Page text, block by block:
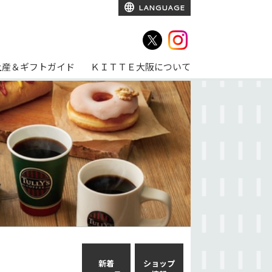
LANGUAGE
産＆ギフトガイド ＫＩＴＴＥ大阪について
新着
ショップ